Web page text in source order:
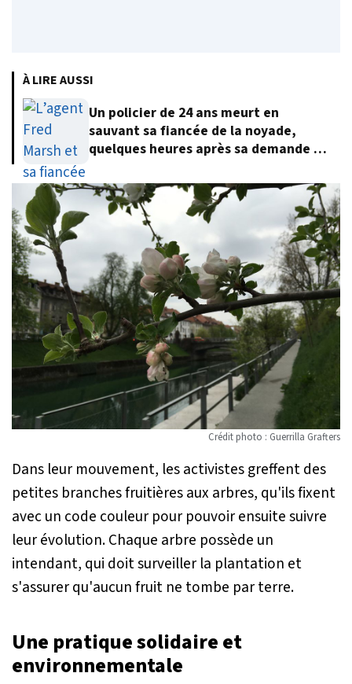
À LIRE AUSSI
Un policier de 24 ans meurt en
sauvant sa fiancée de la noyade,
quelques heures après sa demande en
Crédit photo : Guerrilla Grafters
Dans leur mouvement, les activistes greffent des
petites branches fruitières aux arbres, qu'ils fixent
avec un code couleur pour pouvoir ensuite suivre
leur évolution. Chaque arbre possède un
intendant, qui doit surveiller la plantation et
s'assurer qu'aucun fruit ne tombe par terre.
Une pratique solidaire et
environnementale